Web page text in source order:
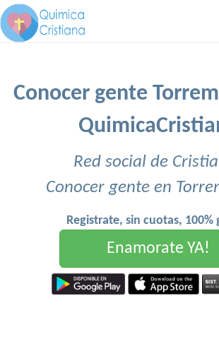
Conocer gente
Red social de
Conocer gente en
Registrate, sin cuotas, 100%
Enamorate YA!